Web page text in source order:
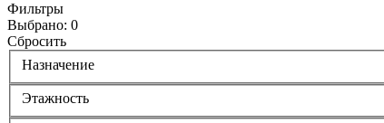
Фильтры
Выбрано: 0
Сбросить
Назначение
Этажность